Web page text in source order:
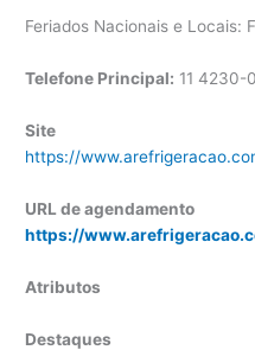
Feriados Nacionais e Locais:
Telefone Principal: 114230-
Site
https://
URL de agendamento
https://
Atributos
Destaques